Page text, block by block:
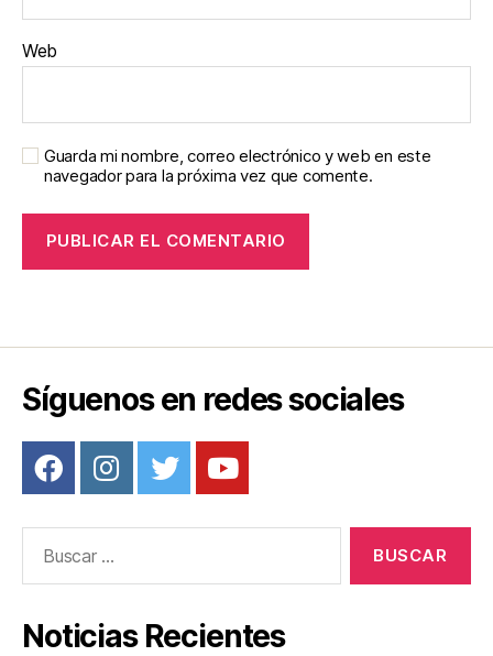
Web
Guarda mi nombre, correo electrónico y web en este
navegador para la próxima vez que comente.
Síguenos en redes sociales
Noticias Recientes